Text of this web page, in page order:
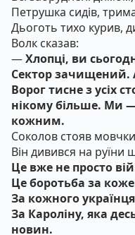
Петрушка сидів,
Дьоготь тихо курив,
Волк сказав:
—Хлопці, ви
Сектор зачищений.
Ворог тисне з усіх
нікому більше. Ми
кожним.
Соколов стояв
Він дивився на руїни
Це вже не просто
Це боротьба за
За кожного
За Кароліну, яка
новин.